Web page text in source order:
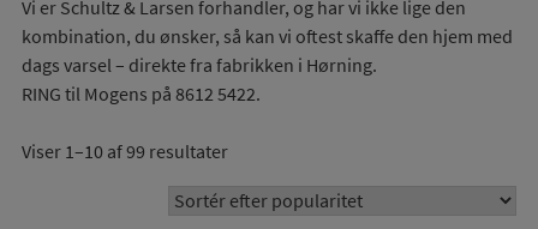
Vi er Schultz & Larsen forhandler, og har vi ikke lige den
kombination, du ønsker, så kan vi oftest skaffe den hjem med
dags varsel – direkte fra fabrikken i Hørning.
RING til Mogens på 8612 5422.
Viser 1–10 af 99 resultater